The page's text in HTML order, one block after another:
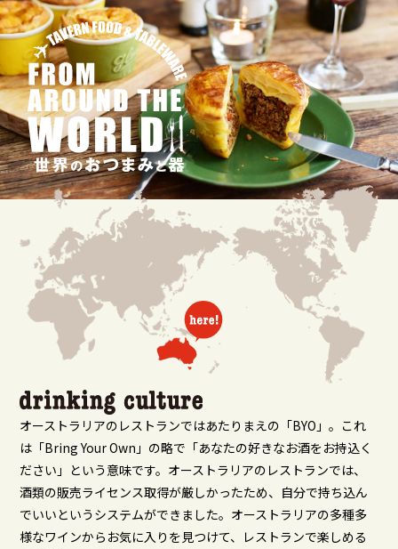
オーストラリアのレストランではあたりまえの「BYO」。これ
は「Bring Your Own」の略で「あなたの好きなお酒をお持込く
ださい」という意味です。オーストラリアのレストランでは、
酒類の販売ライセンス取得が厳しかったため、自分で持ち込ん
でいいというシステムができました。オーストラリアの多種多
様なワインからお気に入りを見つけて、レストランで楽しめる